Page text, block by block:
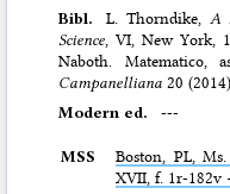
Bibl.L. Thorndike, A
Science, VI, New York,
Naboth. Matematico,
Campanelliana 20
Modern ed.---
MSS Boston, PL, Ms.
XVII, f. 1r-182v